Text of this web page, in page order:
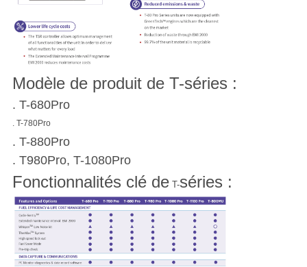
Modèle de produit de T-séries :
. T-680Pro
. T-780Pro
. T-880Pro
. T980Pro, T-1080Pro
Fonctionnalités clé deT-séries :